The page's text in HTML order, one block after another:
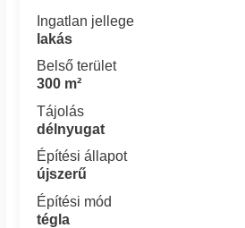
Ingatlan jellege
lakás
Belső terület
300 m²
Tájolás
délnyugat
Építési állapot
újszerű
Építési mód
tégla